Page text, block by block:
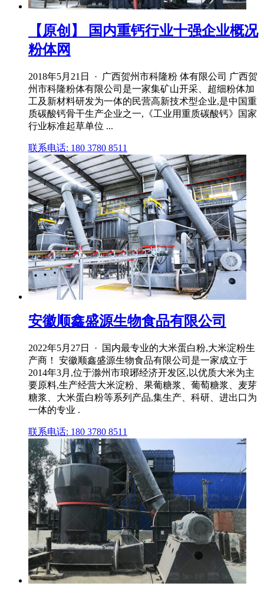
【原创】 国内重钙行业十强企业概况
粉体网
2018年5月21日 · 广西贺州市科隆粉 体有限公司 广西贺
州市科隆粉体有限公司是一家集矿山开采、超细粉体加
工及新材料研发为一体的民营高新技术型企业,是中国重
质碳酸钙骨干生产企业之一,《工业用重质碳酸钙》国家
行业标准起草单位 ...
联系电话: 180 3780 8511
安徽顺鑫盛源生物食品有限公司
2022年5月27日 · 国内最专业的大米蛋白粉,大米淀粉生
产商！ 安徽顺鑫盛源生物食品有限公司是一家成立于
2014年3月,位于滁州市琅琊经济开发区,以优质大米为主
要原料,生产经营大米淀粉、果葡糖浆、葡萄糖浆、麦芽
糖浆、大米蛋白粉等系列产品,集生产、科研、进出口为
一体的专业 .
联系电话: 180 3780 8511